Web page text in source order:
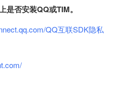
是否安装QQ或TIM。
QQ互联SDK隐私